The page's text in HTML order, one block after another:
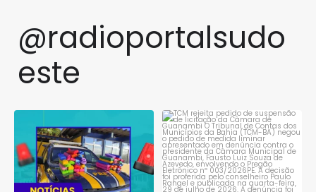
@radioportalsudo
este
de maconha em ônibus
1 0
TCM rejeita pedido de
suspensão de licitação da...
1 0